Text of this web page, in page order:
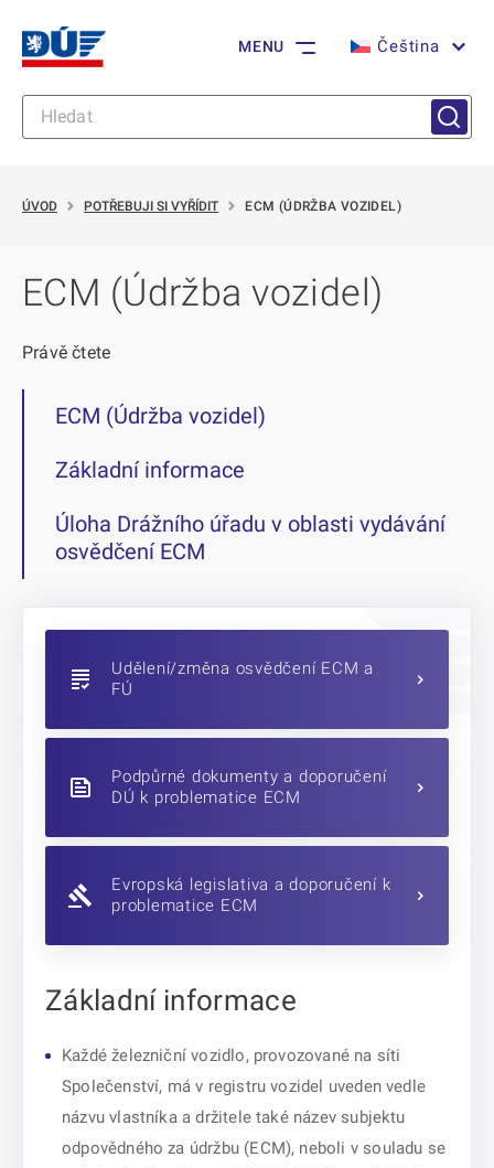
MENU Čeština
ÚVOD POTŘEBUJI SI VYŘÍDIT ECM (ÚDRŽBA VOZIDEL)
ECM (Údržba vozidel)
Udělení/změna osvědčení ECM a
FÚ
Podpůrné dokumenty a doporučení
DÚ k problematice ECM
Evropská legislativa a doporučení k
problematice ECM
Základní informace
Každé železniční vozidlo, provozované na síti
Společenství, má v registru vozidel uveden vedle
názvu vlastníka a držitele také název subjektu
odpovědného za údržbu (ECM), neboli v souladu se
Právě čtete
ECM (Údržba vozidel)
Základní informace
Úloha Drážního úřadu v oblasti vydávání
osvědčení ECM